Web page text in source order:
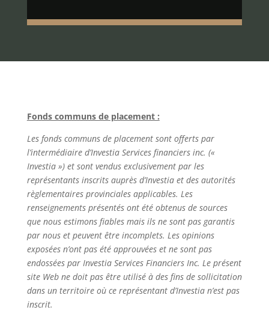
Fonds communs de placement :
Les fonds communs de placement sont offerts par
l’intermédiaire d’Investia Services financiers inc. («
Investia ») et sont vendus exclusivement par les
représentants inscrits auprès d’Investia et des autorités
règlementaires provinciales applicables. Les
renseignements présentés ont été obtenus de sources
que nous estimons fiables mais ils ne sont pas garantis
par nous et peuvent être incomplets. Les opinions
exposées n’ont pas été approuvées et ne sont pas
endossées par Investia Services Financiers Inc. Le présent
site Web ne doit pas être utilisé à des fins de sollicitation
dans un territoire où ce représentant d’Investia n’est pas
inscrit.